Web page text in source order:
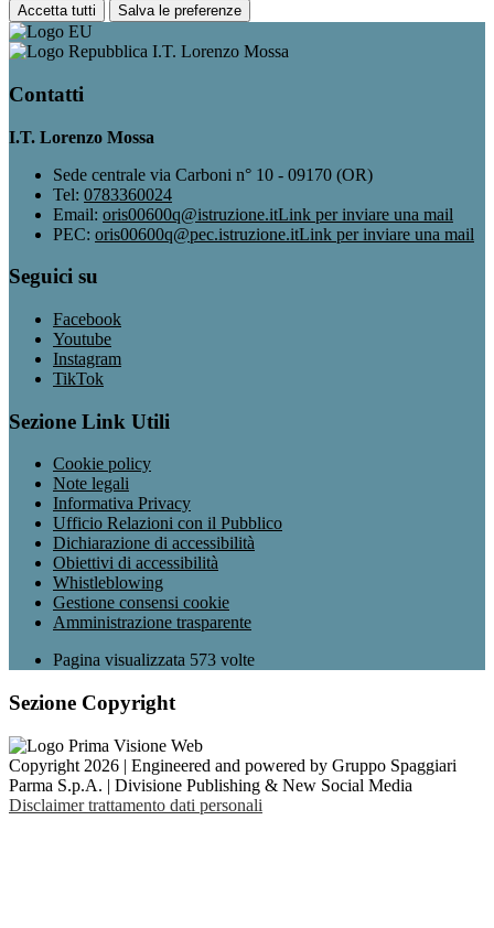
Accetta tutti Salva le preferenze
I.T. Lorenzo Mossa
Contatti
I.T. Lorenzo Mossa
Sede centrale via Carboni n° 10 - 09170 (OR)
Tel: 0783360024
Email: oris00600q@istruzione.itLink per inviare una mail
PEC: oris00600q@pec.istruzione.itLink per inviare una mail
Seguici su
Facebook
Youtube
Instagram
TikTok
Sezione Link Utili
Cookie policy
Note legali
Informativa Privacy
Ufficio Relazioni con il Pubblico
Dichiarazione di accessibilità
Obiettivi di accessibilità
Whistleblowing
Gestione consensi cookie
Amministrazione trasparente
Pagina visualizzata 573 volte
Sezione Copyright
Copyright 2026 | Engineered and powered by Gruppo Spaggiari
Parma S.p.A. | Divisione Publishing & New Social Media
Disclaimer trattamento dati personali